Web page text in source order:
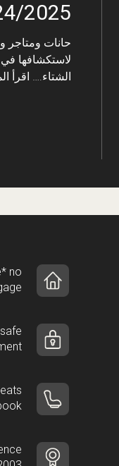
2025
حانات ومتاجر
لاستكشافها
الشتاء.… اقرأ
no